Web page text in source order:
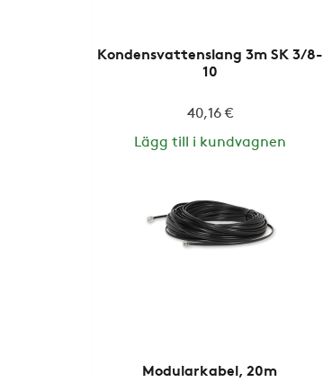
Kondensvattenslang 3m SK 3/8-
10
40,16 €
Lägg till i kundvagnen
Modularkabel, 20m